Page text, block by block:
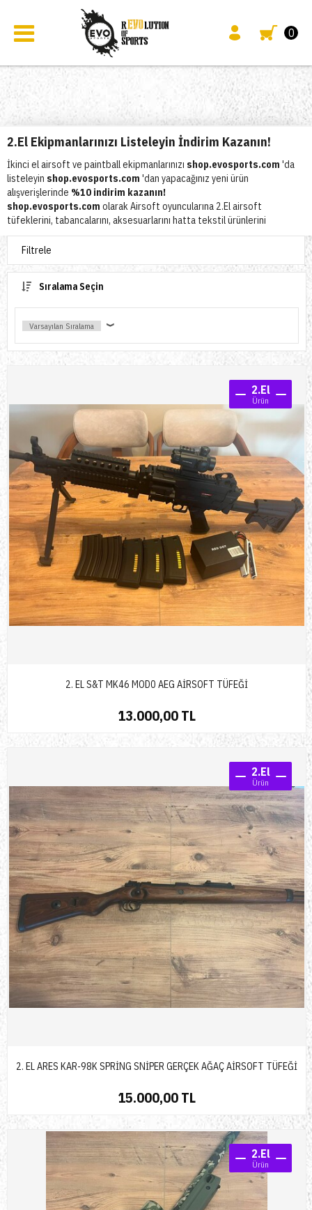
0
2.El Ekipmanlarınızı Listeleyin İndirim Kazanın!
İkinci el airsoft ve paintball ekipmanlarınızı shop.evosports.com 'da
listeleyin shop.evosports.com 'dan yapacağınız yeni ürün
alışverişlerinde %10 indirim kazanın!
shop.evosports.com olarak Airsoft oyuncularına 2.El airsoft
tüfeklerini, tabancalarını, aksesuarlarını hatta tekstil ürünlerini
satmalarında yardımcı olmak adına yeni platformumuz 2.El kategorisini
yayınladık.
Paintball işletmeleri ve oyuncularına ise işaretleyicilerini, kamuflajlarını,
saha ekipmanlarını 2.el olarak satışlarında destek oluyoruz.
Peki ürünlerinizi sitemizde sergilemek size ne kazandırıyor? Sitemizden
Ürünlerimi Nasıl Listelerim?
Ürünlerinizi listelemeden önce hazırlamanız gereken biraz içerik var.
Aşağıda listelediğimiz içerikleri hazırladıktan sonra, bu bilgileri
Ürününüzün 6 adet fotoğrafını çekin!
Ürünün durumuyla ilgili bir açıkama yazısı yazın!
Ürününüzün markası ve modelini teyit edin!
Ürününüzü ne kadar fiyatla listelemek istediğinizi belirleyin!
İndirim Kuponumu Ne Zaman Kullanabilirim?
2.El ürününüz alıcısıyla buluştuğu anda bizi haberdar edin ve hemen
indirim kuponunuza kavuşun!
Filtrele
Sıralama Seçin
2.El
Ürün
2. EL S&T MK46 MOD0 AEG AİRSOFT TÜFEĞİ
13.000,00 TL
2.El
Ürün
2. EL ARES KAR-98K SPRİNG SNİPER GERÇEK AĞAÇ AİRSOFT TÜFEĞİ
15.000,00 TL
2.El
Ürün